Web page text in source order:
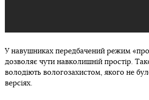
У навушниках передбачений режим
дозволяє чути навколишній простір.
володіють вологозахистом, якого не
версіях.